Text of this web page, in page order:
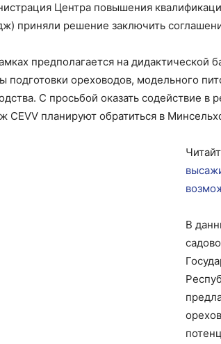
Центра повышения
приняли решение заключить
предполагается на дидактической
подготовки ореховодов, модельного
С просьбой оказать содействие в
CEVV планируют обратиться в
В